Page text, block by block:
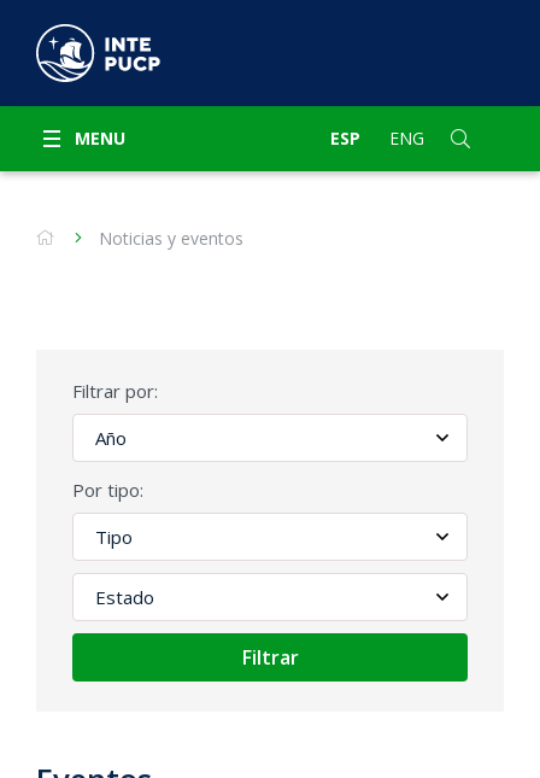
MENU ESP ENG
Noticias y eventos
Filtrar por:
Por tipo:
Filtrar